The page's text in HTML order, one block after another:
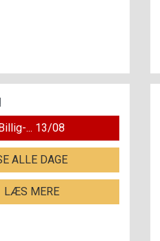
... 13/08
ALLE DAGE
LÆS MERE